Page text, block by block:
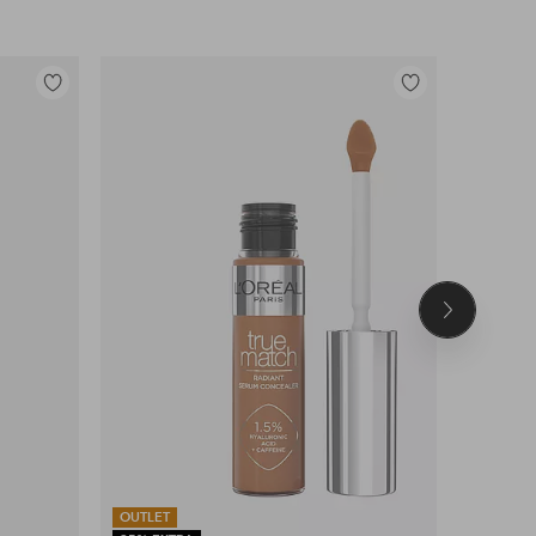
Legg
OUTLET
Legg
Neste